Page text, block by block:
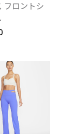
フロントシ